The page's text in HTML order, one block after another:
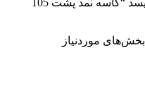
بخش‌های موردنیاز